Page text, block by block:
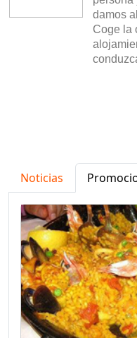
damos
Coge la
Noticias